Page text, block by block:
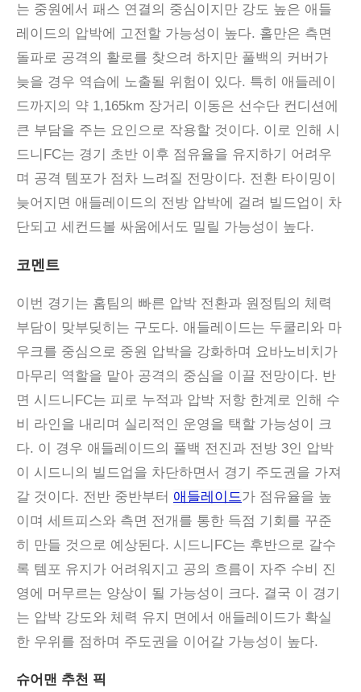
는 중원에서 패스 연결의 중심이지만 강도 높은 애들
레이드의 압박에 고전할 가능성이 높다. 홀만은 측면
돌파로 공격의 활로를 찾으려 하지만 풀백의 커버가
늦을 경우 역습에 노출될 위험이 있다. 특히 애들레이
드까지의 약 1,165km 장거리 이동은 선수단 컨디션에
큰 부담을 주는 요인으로 작용할 것이다. 이로 인해 시
드니FC는 경기 초반 이후 점유율을 유지하기 어려우
며 공격 템포가 점차 느려질 전망이다. 전환 타이밍이
늦어지면 애들레이드의 전방 압박에 걸려 빌드업이 차
단되고 세컨드볼 싸움에서도 밀릴 가능성이 높다.
코멘트
이번 경기는 홈팀의 빠른 압박 전환과 원정팀의 체력
부담이 맞부딪히는 구도다. 애들레이드는 두쿨리와 마
우크를 중심으로 중원 압박을 강화하며 요바노비치가
마무리 역할을 맡아 공격의 중심을 이끌 전망이다. 반
면 시드니 FC는 피로 누적과 압박 저항 한계로 인해 수
비 라인을 내리며 실리적인 운영을 택할 가능성이 크
다. 이 경우 애들레이드의 풀백 전진과 전방 3인 압박
이 시드니의 빌드업을 차단하면서 경기 주도권을 가져
갈 것이다. 전반 중반부터 애들레이드가 점유율을 높
이며 세트피스와 측면 전개를 통한 득점 기회를 꾸준
히 만들 것으로 예상된다. 시드니 FC는 후반으로 갈수
록 템포 유지가 어려워지고 공의 흐름이 자주 수비 진
영에 머무르는 양상이 될 가능성이 크다. 결국 이 경기
는 압박 강도와 체력 유지 면에서 애들레이드가 확실
한 우위를 점하며 주도권을 이어갈 가능성이 높다.
슈어맨 추천 픽